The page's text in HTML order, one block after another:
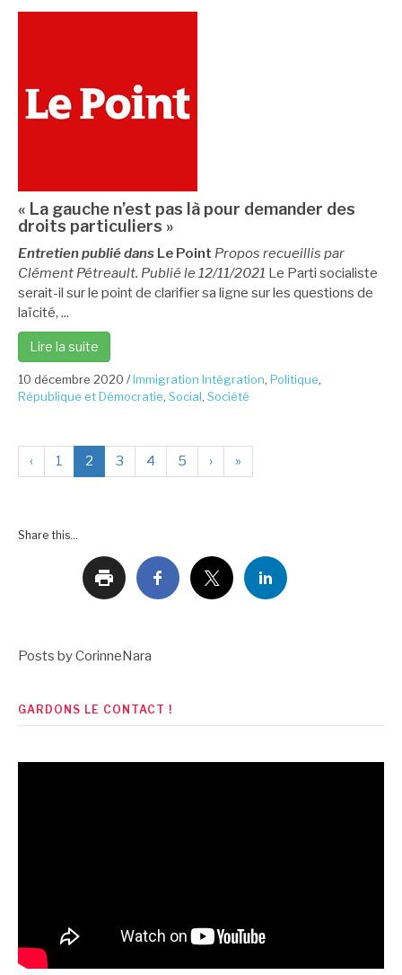
« La gauche n’est pas là pour demander des
droits particuliers »
Entretien publié dans Le Point Propos recueillis par
Clément Pétreault. Publié le 12/11/2021 Le Parti socialiste
serait-il sur le point de clarifier sa ligne sur les questions de
laïcité, ...
Lire la suite
10 décembre 2020 /Immigration Intégration, Politique,
République et Démocratie, Social, Société
‹ 1 2 3 4 5 › »
Share this...
Posts by CorinneNara
GARDONS LE CONTACT !